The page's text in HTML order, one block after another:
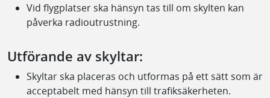
Vid flygplatser ska hänsyn tas till om skylten kan
påverka radioutrustning.
Utförande av skyltar:
Skyltar ska placeras och utformas på ett sätt som är
acceptabelt med hänsyn till trafiksäkerheten.